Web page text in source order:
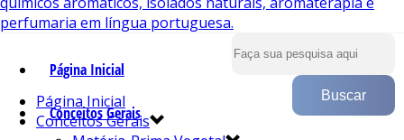
Página Inicial
Conceitos Gerais
Página Inicial
Conceitos Gerais